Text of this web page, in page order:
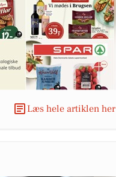
Læs hele artiklen her